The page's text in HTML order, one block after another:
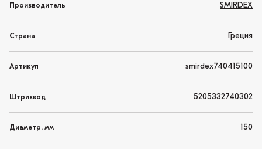
Производитель SMIRDEX
Страна Греция
Артикул smirdex740415100
Штрихкод 5205332740302
Диаметр, мм 150